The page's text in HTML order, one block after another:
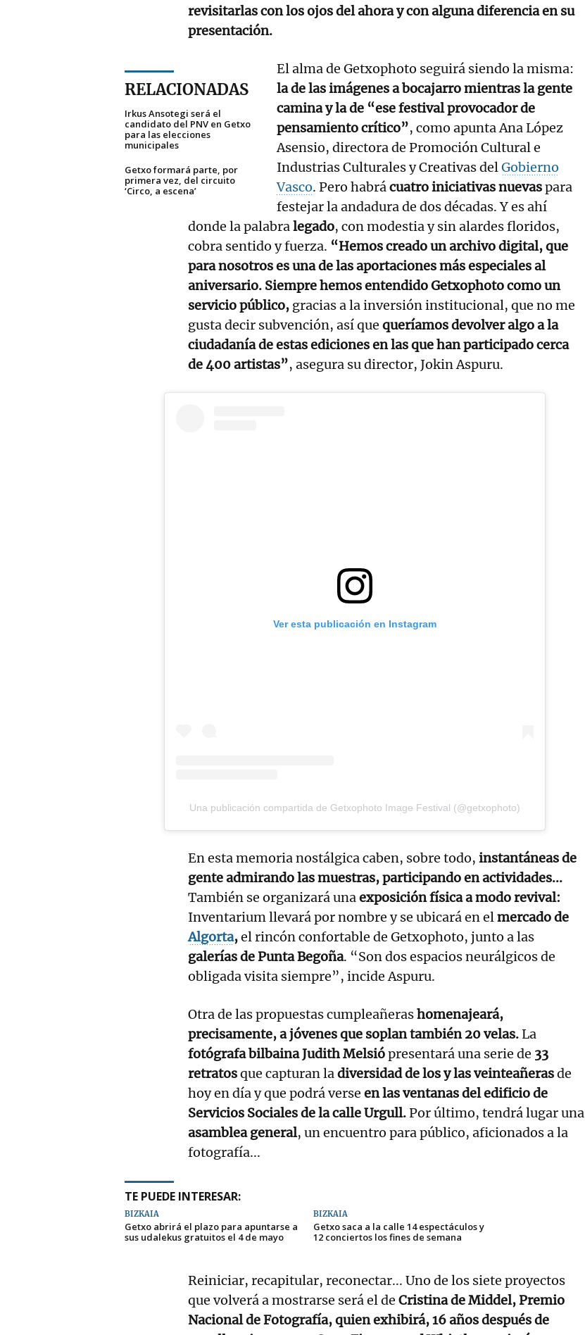
revisitarlas con los ojos del ahora y con alguna diferencia en su
presentación.
RELACIONADAS
Irkus Ansotegi será el
candidato del PNV en Getxo
para las elecciones
municipales
Getxo formará parte, por
primera vez, del circuito
‘Circo, a escena’
El alma de Getxophoto seguirá siendo la misma:
la de las imágenes a bocajarro mientras la gente
camina y la de “ese festival provocador de
pensamiento crítico”, como apunta Ana López
Asensio, directora de Promoción Cultural e
Industrias Culturales y Creativas delGobierno
Vasco. Pero habrácuatro iniciativas nuevaspara
festejar la andadura de dos décadas. Y es ahí
donde la palabralegado, con modestia y sin alardes floridos,
cobra sentido y fuerza. “Hemos creado un archivo digital, que
para nosotros es una de las aportaciones más especiales al
aniversario. Siempre hemos entendido Getxophoto como un
servicio público, gracias a la inversión institucional, que no me
gusta decir subvención, así que queríamos devolver algo a la
ciudadanía de estas ediciones en las que han participado cerca
de 400 artistas”, asegura su director, Jokin Aspuru.
Ver esta publicación en Instagram
Una publicación compartida de Getxophoto Image Festival (@getxophoto)
En esta memoria nostálgica caben, sobre todo, instantáneas de
gente admirando las muestras, participando en actividades...
También se organizará unaexposición física a modo revival:
Inventarium llevará por nombre y se ubicará en elmercado de
Algorta,el rincón confortable de Getxophoto, junto a las
galerías de Punta Begoña. “Son dos espacios neurálgicos de
obligada visita siempre”, incide Aspuru.
Otra de las propuestas cumpleañerashomenajeará,
precisamente, a jóvenes que soplan también 20 velas.La
fotógrafa bilbaina Judith Melsiópresentará una serie de 33
retratosque capturan ladiversidad de los y las veinteañerasde
hoy en día y que podrá verse en las ventanas del edificio de
Servicios Sociales de la calle Urgull.Por último, tendrá lugar una
asamblea general, un encuentro para público, aficionados a la
fotografía...
TE PUEDE INTERESAR:
BIZKAIA
Getxo abrirá el plazo para apuntarse a
sus udalekus gratuitos el 4 de mayo
BIZKAIA
Getxo saca a la calle 14 espectáculos y
12 conciertos los fines de semana
Reiniciar, recapitular, reconectar... Uno de los siete proyectos
que volverá a mostrarse será el de Cristina de Middel, Premio
Nacional de Fotografía, quien exhibirá, 16 años después de